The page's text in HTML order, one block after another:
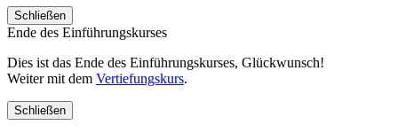
Schließen
Ende des Einführungskurses
Dies ist das Ende des Einführungskurses, Glückwunsch!
Weiter mit dem Vertiefungskurs.
Schließen